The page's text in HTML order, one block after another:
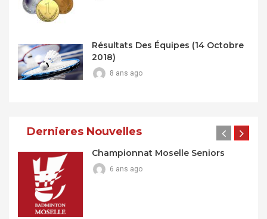
Résultats Des Équipes (14 Octobre
2018)
8 ans ago
Dernieres Nouvelles
Championnat Moselle Seniors
6 ans ago